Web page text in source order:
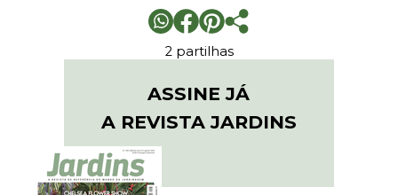
2 partilhas
ASSINE JÁ
A REVISTA JARDINS